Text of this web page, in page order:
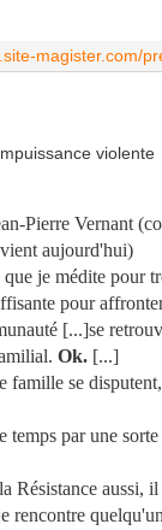
magister.com/
Pierre Vernant
aujourd'hui)
que je médite pour
pour
[...]se
Ok. [...]
famille se disputent,
temps par une
Résistance aussi,
rencontre